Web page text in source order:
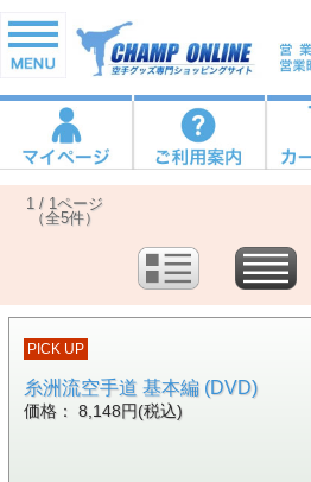
1 / 1ページ
（全5件）
PICK UP
糸洲流空手道 基本編 (DVD)
価格： 8,148円(税込)